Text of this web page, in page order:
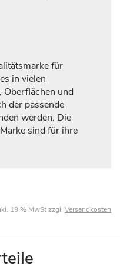
für
in vielen
Oberflächen und
der passende
werden. Die
sind für ihre
19 % MwSt zzgl. Versandkosten